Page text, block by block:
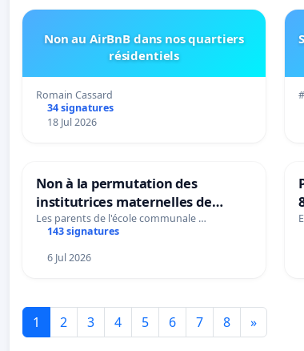
Non au AirBnB dans nos quartiers
résidentiels
Romain Cassard
34 signatures
18 Jul 2026
Non à la permutation des
institutrices maternelles de
Bléharies et Laplaigne !
Préservons la stabilité de nos
enfants.
Les parents de l'école communale …
143 signatures
6 Jul 2026
1 2 3 4 5 6 7 8 »